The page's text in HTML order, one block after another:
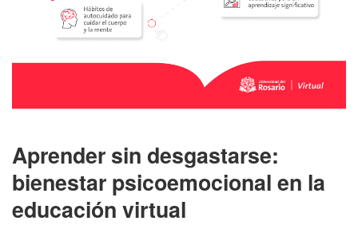
Aprender sin desgastarse:
bienestar psicoemocional en la
educación virtual